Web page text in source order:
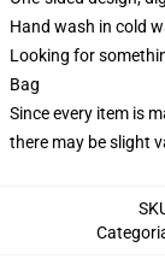
Hand wash in cold
Looking for
Bag
Since every item is
there may be slight